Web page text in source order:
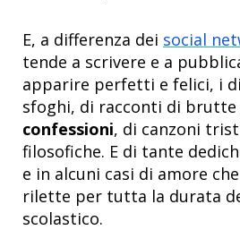
E, a differenza dei social
tende a scrivere e a
apparire perfetti e felici, i
sfoghi, di racconti di
confessioni, di canzoni
filosofiche. E di tante
e in alcuni casi di amore
rilette per tutta la durata
scolastico.